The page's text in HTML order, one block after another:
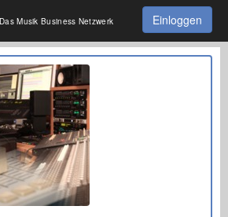
Das Musik Business Netzwerk Einloggen